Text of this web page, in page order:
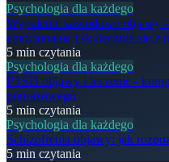
Psychologia dla każdego
Wypalenie zawodowe objawy
emocjonalne i skutecznie się z
5 min czytania
Psychologia dla każdego
PTSD objawy i leczenie -
pourazowego
5 min czytania
Psychologia dla każdego
Schizofrenia objawy: jak
5 min czytania